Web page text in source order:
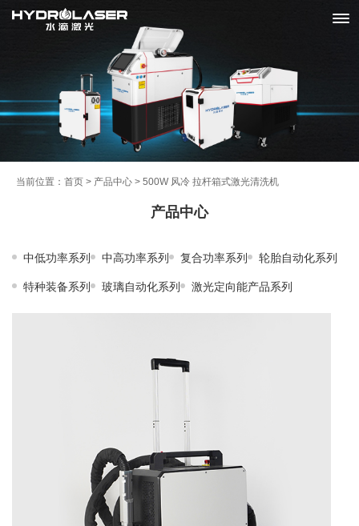
当前位置： 首页 > 产品中心 > 500W 风冷 拉杆箱式激光清洗机
产品中心
中低功率系列 中高功率系列 复合功率系列 轮胎自动化系列
特种装备系列 玻璃自动化系列 激光定向能产品系列